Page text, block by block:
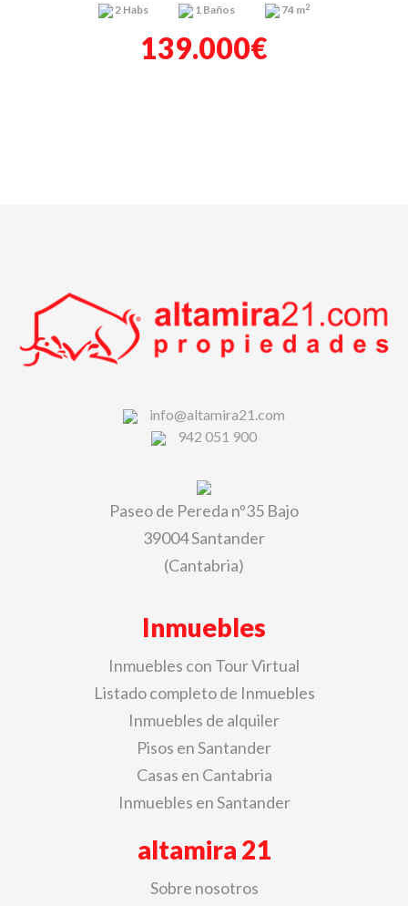
2 Habs 1 Baños 74 m2
139.000€
info@altamira21.com
942 051 900
Paseo de Pereda nº35 Bajo
39004 Santander
(Cantabria)
Inmuebles
Inmuebles con Tour Virtual
Listado completo de Inmuebles
Inmuebles de alquiler
Pisos en Santander
Casas en Cantabria
Inmuebles en Santander
altamira 21
Sobre nosotros